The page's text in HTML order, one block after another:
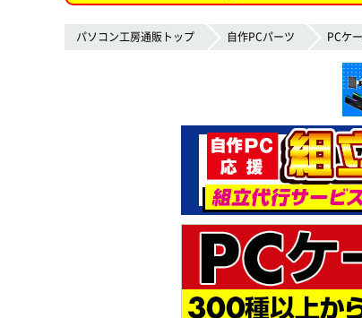
パソコン工房通販トップ 自作PCパーツ PCケ